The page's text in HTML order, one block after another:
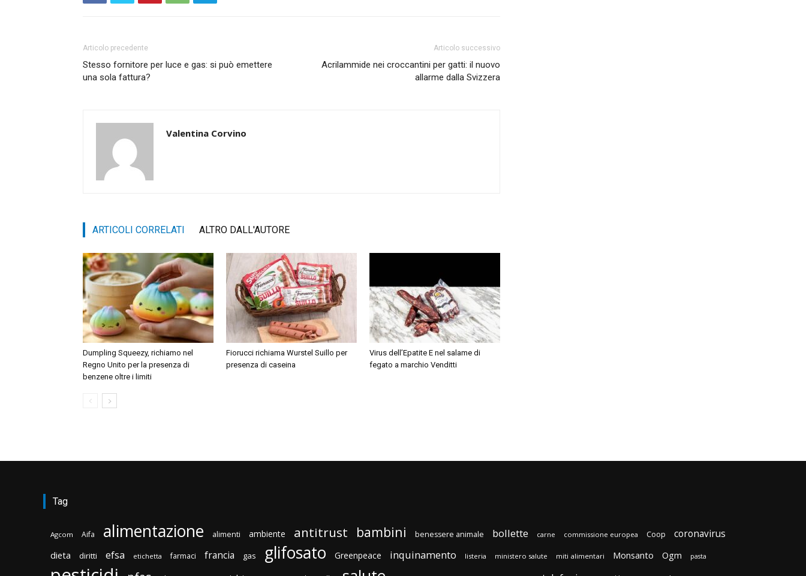
Articolo precedente
Stesso fornitore per luce e gas: si può emettere
una sola fattura?
Articolo successivo
Acrilammide nei croccantini per gatti: il nuovo
allarme dalla Svizzera
Valentina Corvino
ARTICOLI CORRELATI ALTRO DALL'AUTORE
Dumpling Squeezy, richiamo nel
Regno Unito per la presenza di
benzene oltre i limiti
Fiorucci richiama Wurstel Suillo per
presenza di caseina
Virus dell’Epatite E nel salame di
fegato a marchio Venditti
Tag
Agcom Aifa alimentazione alimenti ambiente antitrust bambini benessere animale bollette carne commissione europea Coop coronavirus
dieta diritti efsa etichetta farmaci francia gas glifosato Greenpeace inquinamento listeria ministero salute miti alimentari Monsanto Ogm pasta